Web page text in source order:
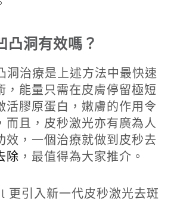
凸洞有效嗎？
洞治療是上述方法中最快速
，能量只需在皮膚停留極短
活膠原蛋白，嫩膚的作用令
而且，皮秒激光亦有廣為人
效，一個治療就做到皮秒去
除 ，最值得為大家推介。
更引入新一代皮秒激光去斑